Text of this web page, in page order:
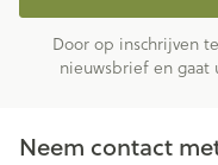
Door op inschrijven
nieuwsbrief en gaat
Neem contact